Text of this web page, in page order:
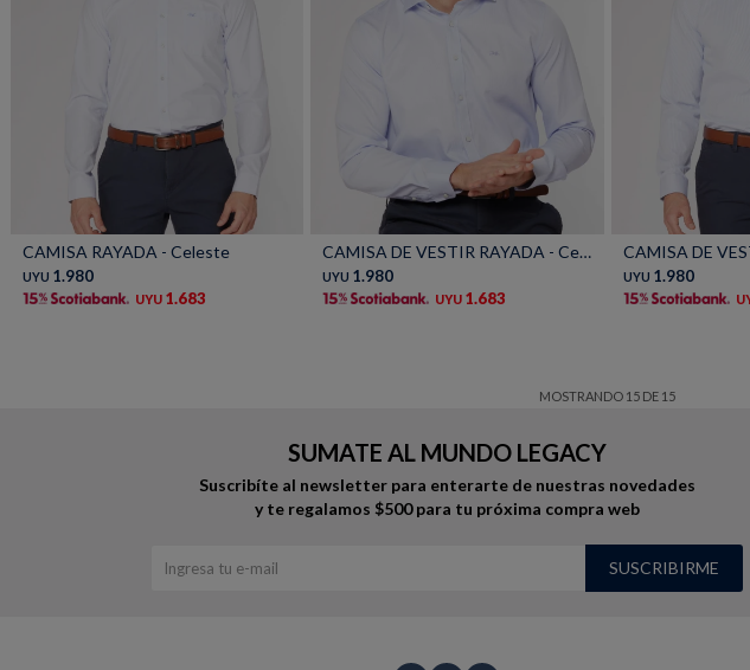
CAMISA RAYADA - Celeste
UYU 1.980
UYU 1.683
CAMISA DE VESTIR RAYADA - Celeste
UYU 1.980
UYU 1.683
CAMISA DE
UYU 1.980
MOSTRANDO 15 DE 15
SUMATE AL MUNDO LEGACY
Suscribíte al newsletter para enterarte de nuestras novedades
y te regalamos $500 para tu próxima compra web
SUSCRIBIRME